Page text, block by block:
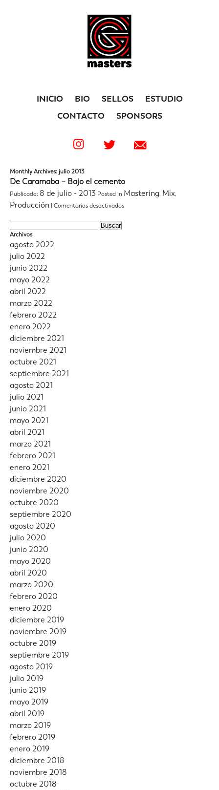
INICIO BIO SELLOS
ESTUDIO
CONTACTO
SPONSORS
Monthly Archives: julio 2013
De Caramaba – Bajo el cemento
Publicado: 8 de julio - 2013 Posted in Mastering, Mix,
Producción | Comentarios desactivadosen
Archivos
agosto 2022
julio 2022
junio 2022
mayo 2022
abril 2022
marzo 2022
febrero 2022
enero 2022
diciembre 2021
noviembre 2021
octubre 2021
septiembre 2021
agosto 2021
julio 2021
junio 2021
mayo 2021
abril 2021
marzo 2021
febrero 2021
enero 2021
diciembre 2020
noviembre 2020
octubre 2020
septiembre 2020
agosto 2020
julio 2020
junio 2020
mayo 2020
abril 2020
marzo 2020
febrero 2020
enero 2020
diciembre 2019
noviembre 2019
octubre 2019
septiembre 2019
agosto 2019
julio 2019
junio 2019
mayo 2019
abril 2019
marzo 2019
febrero 2019
enero 2019
diciembre 2018
noviembre 2018
octubre 2018